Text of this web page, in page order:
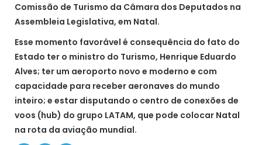
Comissão de Turismo da Câmara dos Deputados na
Assembleia Legislativa, em Natal.
Esse momento favorável é consequência do fato do
Estado ter o ministro do Turismo, Henrique Eduardo
Alves; ter um aeroporto novo e moderno e com
capacidade para receber aeronaves do mundo
inteiro; e estar disputando o centro de conexões de
voos (hub) do grupo LATAM, que pode colocar Natal
na rota da aviação mundial.